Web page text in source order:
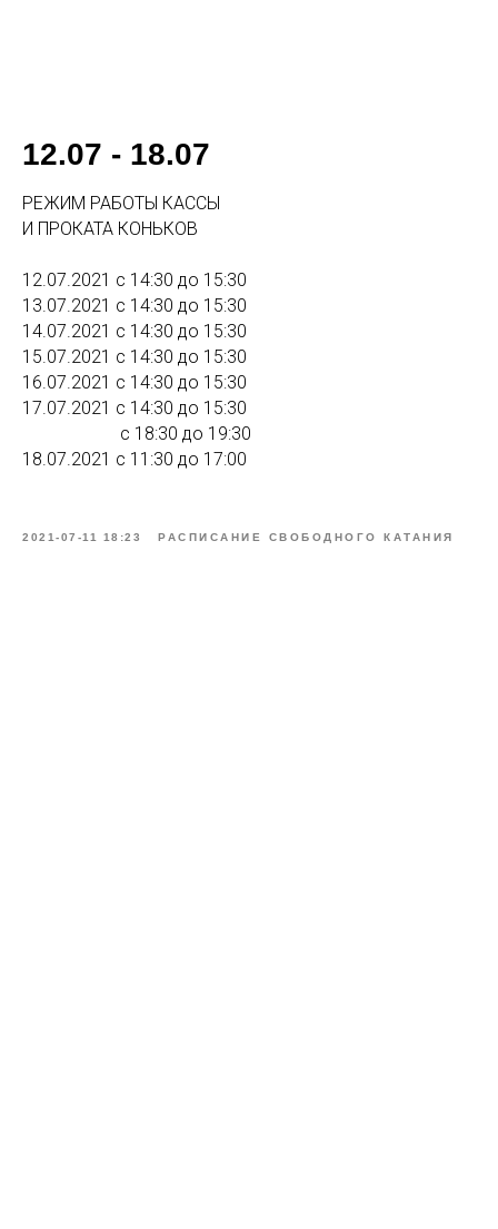
12.07 - 18.07
РЕЖИМ РАБОТЫ КАССЫ
И ПРОКАТА КОНЬКОВ
12.07.2021 с 14:30 до 15:30
13.07.2021 с 14:30 до 15:30
14.07.2021 с 14:30 до 15:30
15.07.2021 с 14:30 до 15:30
16.07.2021 с 14:30 до 15:30
17.07.2021 с 14:30 до 15:30
с 18:30 до 19:30
18.07.2021 с 11:30 до 17:00
2021-07-11 18:23 РАСПИСАНИЕ СВОБОДНОГО КАТАНИЯ